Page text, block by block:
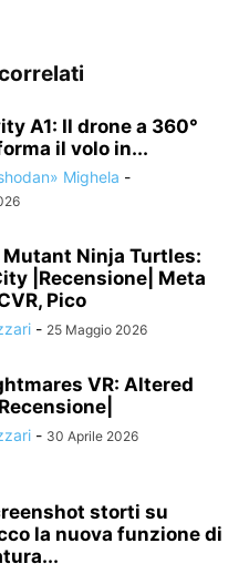
A1: Il drone a 360°
il volo in...
Mighela -
Mutant Ninja Turtles:
|Recensione| Meta
Pico
- 25 Maggio 2026
VR: Altered
- 30 Aprile 2026
storti su
la nuova funzione di